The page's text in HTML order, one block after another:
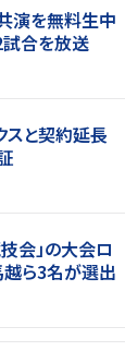
演を無料生中
合を放送
スと契約延長
会」の大会ロ
ら3名が選出